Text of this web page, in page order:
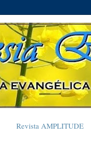
Revista AMPLITUDE